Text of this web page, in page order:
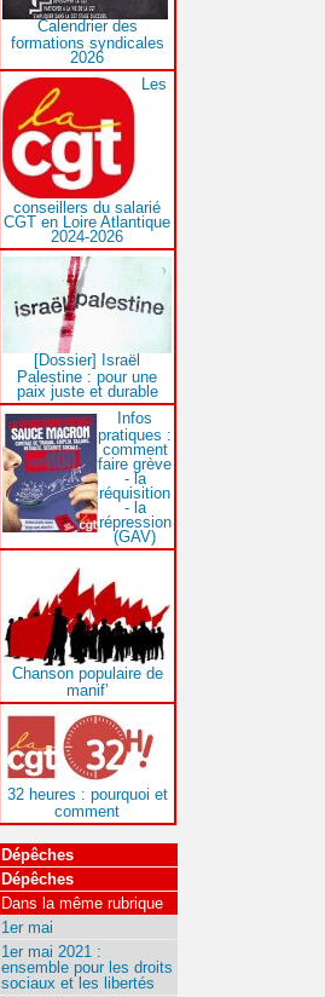
Calendrier des
formations syndicales
2026
Les
conseillers du salarié
CGT en Loire Atlantique
2024-2026
[Dossier] Israël
Palestine : pour une
paix juste et durable
Infos
pratiques :
comment
faire grève
- la
réquisition
- la
répression
(GAV)
Chanson populaire de
manif’
32 heures : pourquoi et
comment
Dépêches
Dépêches
Dans la même rubrique
1er mai
1er mai 2021 :
ensemble pour les droits
sociaux et les libertés